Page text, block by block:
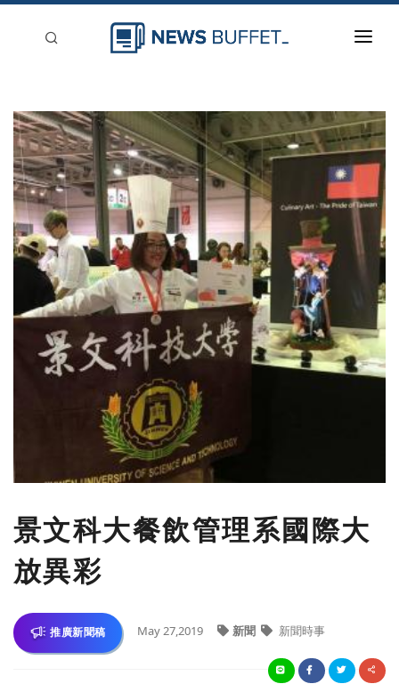
新聞稿分類
登入
刊登
景文科大餐飲管理系國際大
放異彩
推廣新聞稿 May 27,2019 新聞 新聞時事